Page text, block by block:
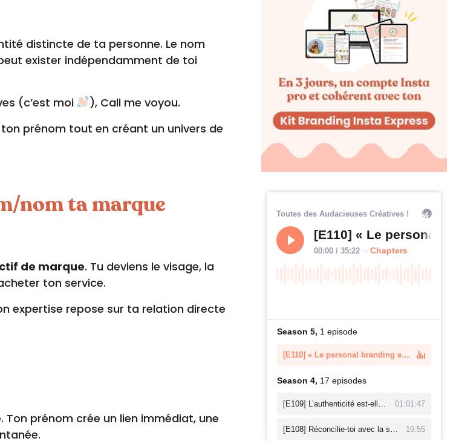
distincte de ta personne. Le nom
exister indépendamment de toi
(c’est moi
), Call me voyou.
prénom tout en créant un univers de
nom ta marque
de marque. Tu deviens le visage, la
ton service.
expertise repose sur ta relation directe
prénom crée un lien immédiat, une